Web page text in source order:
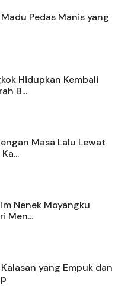
Pedas Manis yang
Hidupkan Kembali
B...
Masa Lalu Lewat
Nenek Moyangku
Men...
yang Empuk dan